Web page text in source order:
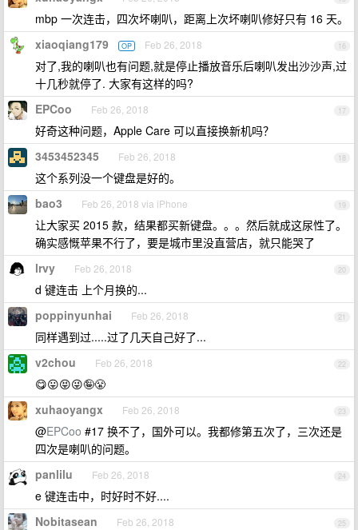
mbp 一次连击，四次坏喇叭，距离上次坏喇叭修好只有 16 天。
16
xiaoqiang179 OP Feb 26, 2018
对了,我的喇叭也有问题,就是停止播放音乐后喇叭发出沙沙声,过
十几秒就停了. 大家有这样的吗?
17
EPCoo Feb 26, 2018
好奇这种问题，Apple Care 可以直接换新机吗？
18
3453452345 Feb 26, 2018
这个系列没一个键盘是好的。
19
bao3 Feb 26, 2018 via iPhone
让大家买 2015 款，结果都买新键盘。。。然后就成这尿性了。
确实感慨苹果不行了，要是城市里没直营店，就只能哭了
20
lrvy Feb 26, 2018
d 键连击 上个月换的...
21
poppinyunhai Feb 26, 2018
同样遇到过.....过了几天自己好了...
22
v2chou Feb 26, 2018
😋😛😝😜🤪😤
23
xuhaoyangx Feb 26, 2018
@EPCoo #17 换不了，国外可以。我都修第五次了，三次还是
四次是喇叭的问题。
24
panlilu Feb 26, 2018
e 键连击中，时好时不好....
25
Nobitasean Feb 26, 2018